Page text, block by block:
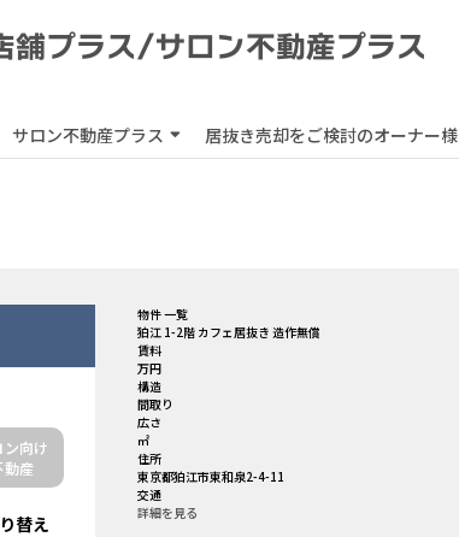
サロン不動産プラス 居抜き売却をご検討のオーナー様
ン向け
動産
替え
物件 一覧
狛江 1-2階 カフェ居抜き 造作無償
賃料
万円
構造
間取り
広さ
㎡
住所
東京都狛江市東和泉2-4-11
交通
詳細を見る